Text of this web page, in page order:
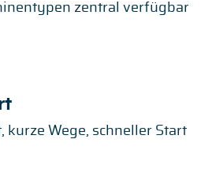
zentral verfügbar
kurze Wege, schneller Start